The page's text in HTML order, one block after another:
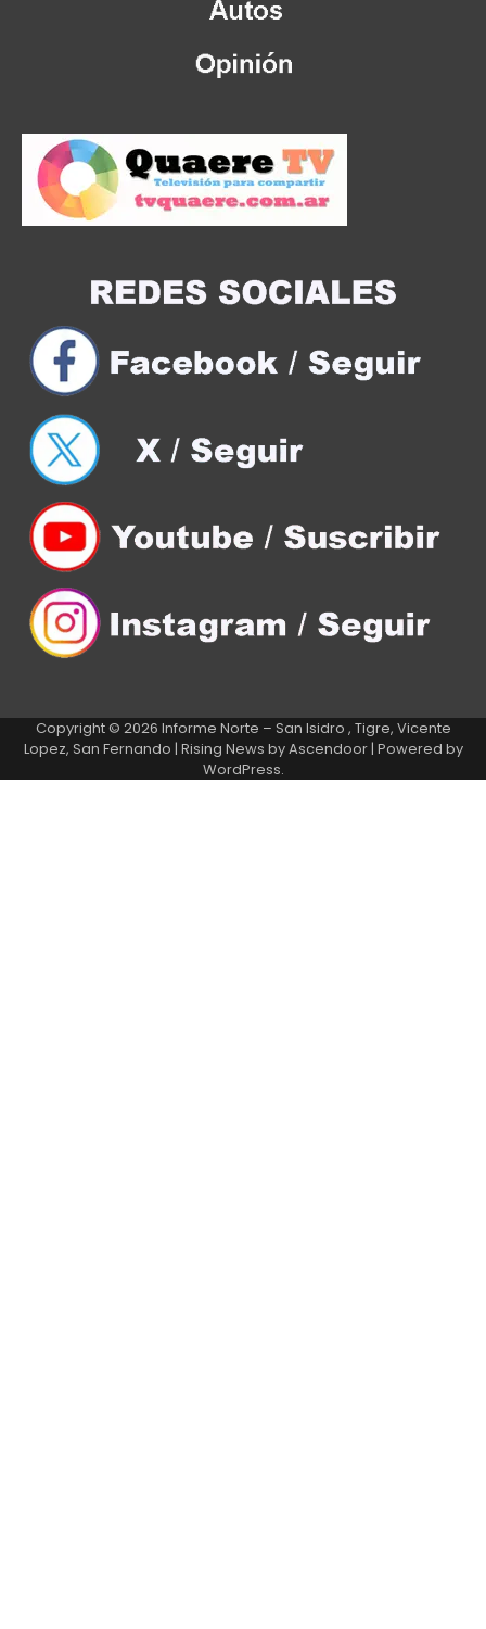
Copyright © 2026 Informe Norte – San Isidro , Tigre, Vicente
Lopez, San Fernando | Rising News byAscendoor| Powered by
WordPress.